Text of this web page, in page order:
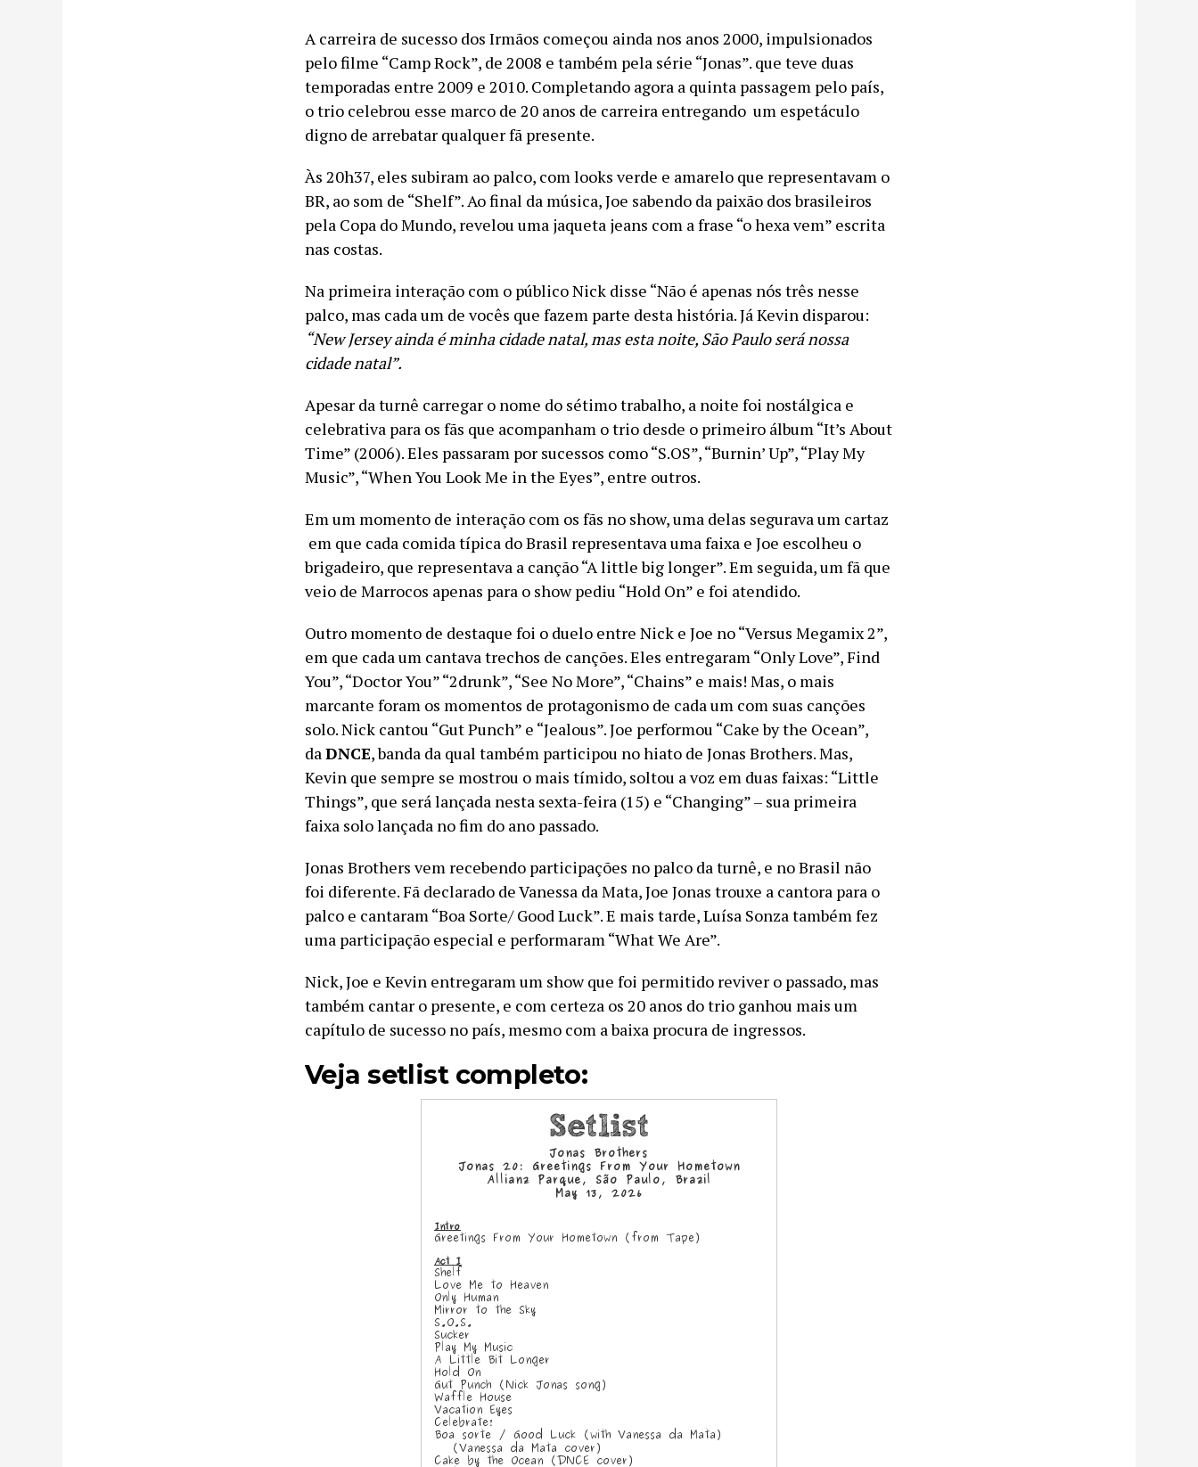
A carreira de sucesso dos Irmãos começou ainda nos anos 2000, impulsionados
pelo filme “Camp Rock”, de 2008 e também pela série “Jonas”. que teve duas
temporadas entre 2009 e 2010. Completando agora a quinta passagem pelo país,
o trio celebrou esse marco de 20 anos de carreira entregando um espetáculo
digno de arrebatar qualquer fã presente.
Às 20h37, eles subiram ao palco, com looks verde e amarelo que representavam o
BR, ao som de “Shelf”. Ao final da música, Joe sabendo da paixão dos brasileiros
pela Copa do Mundo, revelou uma jaqueta jeans com a frase “o hexa vem” escrita
nas costas.
Na primeira interação com o público Nick disse “Não é apenas nós três nesse
palco, mas cada um de vocês que fazem parte desta história. Já Kevin disparou:
“New Jersey ainda é minha cidade natal, mas esta noite, São Paulo será nossa
cidade natal”.
Apesar da turnê carregar o nome do sétimo trabalho, a noite foi nostálgica e
celebrativa para os fãs que acompanham o trio desde o primeiro álbum “It’s About
Time” (2006). Eles passaram por sucessos como “S.OS”, “Burnin’ Up”, “Play My
Music”, “When You Look Me in the Eyes”, entre outros.
Em um momento de interação com os fãs no show, uma delas segurava um cartaz
em que cada comida típica do Brasil representava uma faixa e Joe escolheu o
brigadeiro, que representava a canção “A little big longer”. Em seguida, um fã que
veio de Marrocos apenas para o show pediu “Hold On” e foi atendido.
Outro momento de destaque foi o duelo entre Nick e Joe no “Versus Megamix 2”,
em que cada um cantava trechos de canções. Eles entregaram “Only Love”, Find
You”, “Doctor You” “2drunk”, “See No More”, “Chains” e mais! Mas, o mais
marcante foram os momentos de protagonismo de cada um com suas canções
solo. Nick cantou “Gut Punch” e “Jealous”. Joe performou “Cake by the Ocean”,
daDNCE, banda da qual também participou no hiato de Jonas Brothers. Mas,
Kevin que sempre se mostrou o mais tímido, soltou a voz em duas faixas: “Little
Things”, que será lançada nesta sexta-feira (15) e “Changing” – sua primeira
faixa solo lançada no fim do ano passado.
Jonas Brothers vem recebendo participações no palco da turnê, e no Brasil não
foi diferente. Fã declarado de Vanessa da Mata, Joe Jonas trouxe a cantora para o
palco e cantaram “Boa Sorte/ Good Luck”. E mais tarde, Luísa Sonza também fez
uma participação especial e performaram “What We Are”.
Nick, Joe e Kevin entregaram um show que foi permitido reviver o passado, mas
também cantar o presente, e com certeza os 20 anos do trio ganhou mais um
capítulo de sucesso no país, mesmo com a baixa procura de ingressos.
Veja setlist completo: